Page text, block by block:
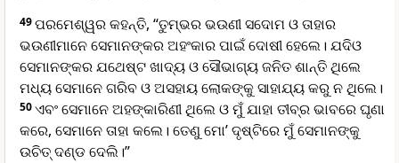
49ପରମେଶ୍ୱର କହନ୍ତି, “ତୁମ୍ଭର ଭଉଣୀ ସଦୋମ ଓ ତାହାର
ଭଉଣୀମାନେ ସେମାନଙ୍କର ଅହଂକାର ପାଇଁ ଦୋଷୀ ହେଲେ। ଯଦିଓ
ସେମାନଙ୍କର ଯଥେଷ୍ଟ ଖାଦ୍ୟ ଓ ସୌଭାଗ୍ୟ ଜନିତ ଶାନ୍ତି ଥିଲେ
ମଧ୍ୟ ସେମାନେ ଗରିବ ଓ ଅସହାୟ ଲୋକଙ୍କୁ ସାହାଯ୍ୟ କରୁ ନ ଥିଲେ।
50ଏବଂ ସେମାନେ ଅହଙ୍କାରିଣୀ ଥିଲେ ଓ ମୁଁ ଯାହା ତୀବ୍ର ଭାବରେ ଘୃଣା
କରେ, ସେମାନେ ତାହା କଲେ। ତେଣୁ ମୋ’ ଦୃଷ୍ଟିରେ ମୁଁ ସେମାନଙ୍କୁ
ଉଚିତ୍ ଦଣ୍ଡ ଦେଲି।”